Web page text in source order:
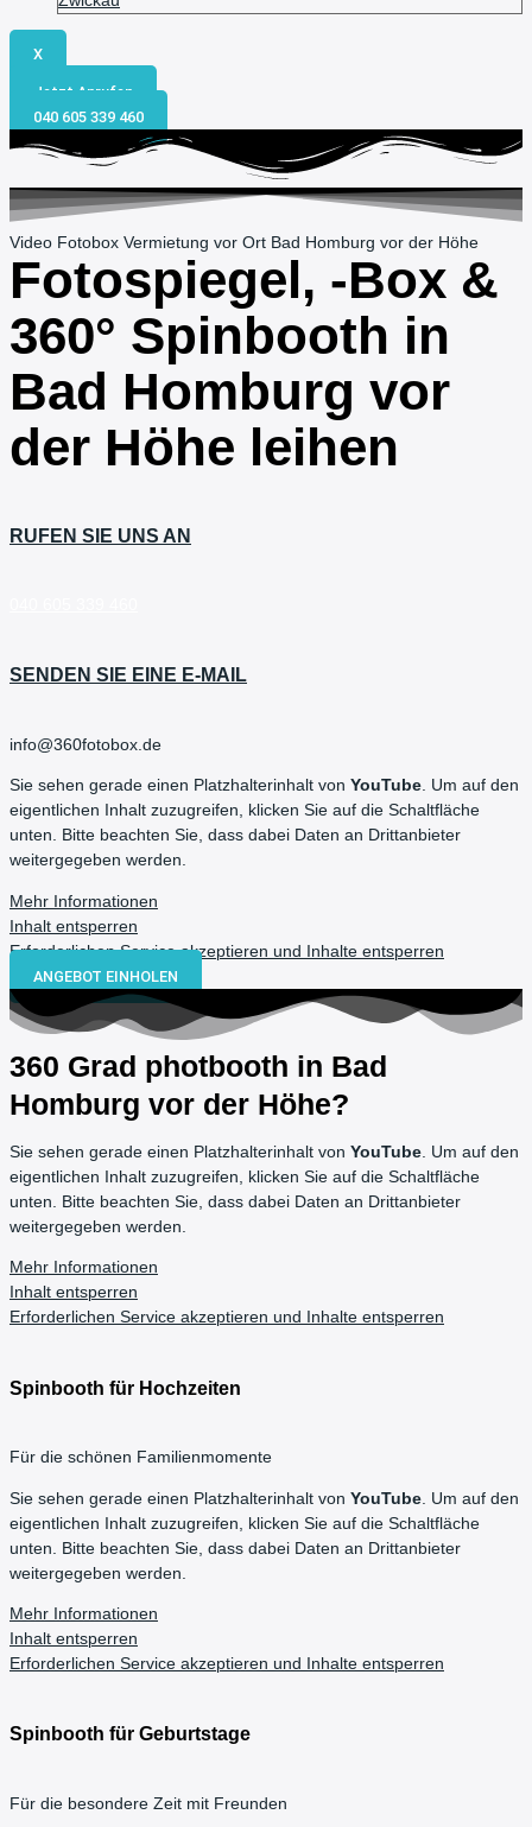
X
Jetzt Anrufen
040 605 339 460
Video Fotobox Vermietung vor Ort Bad Homburg vor der Höhe
Fotospiegel, -Box &
360° Spinbooth in
Bad Homburg vor
der Höhe leihen
RUFEN SIE UNS AN
SENDEN SIE EINE E-MAIL
info@360fotobox.de
Sie sehen gerade einen Platzhalterinhalt von YouTube. Um auf den
eigentlichen Inhalt zuzugreifen, klicken Sie auf die Schaltfläche
unten. Bitte beachten Sie, dass dabei Daten an Drittanbieter
weitergegeben werden.
Mehr Informationen
Inhalt entsperren
Erforderlichen Service akzeptieren und Inhalte entsperren
ANGEBOT EINHOLEN
360 Grad photbooth in Bad
Homburg vor der Höhe?
Sie sehen gerade einen Platzhalterinhalt von YouTube . Um auf den
eigentlichen Inhalt zuzugreifen, klicken Sie auf die Schaltfläche
unten. Bitte beachten Sie, dass dabei Daten an Drittanbieter
weitergegeben werden.
Mehr Informationen
Inhalt entsperren
Erforderlichen Service akzeptieren und Inhalte entsperren
Spinbooth für Hochzeiten
Für die schönen Familienmomente
Sie sehen gerade einen Platzhalterinhalt von YouTube . Um auf den
eigentlichen Inhalt zuzugreifen, klicken Sie auf die Schaltfläche
unten. Bitte beachten Sie, dass dabei Daten an Drittanbieter
weitergegeben werden.
Mehr Informationen
Inhalt entsperren
Erforderlichen Service akzeptieren und Inhalte entsperren
Spinbooth für Geburtstage
Für die besondere Zeit mit Freunden